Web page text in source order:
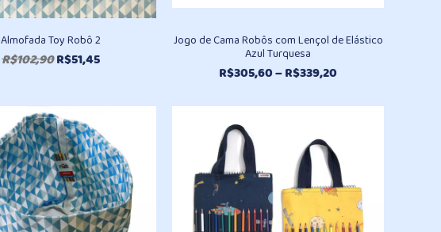
Almofada Toy Robô 2
R$102,90O
era:
R$102,90.
R$51,45O
é:
R$51,45.
Jogo de Cama Robôs com Lençol de Elástico
Azul Turquesa
R$305,60–R$339,20
preço:
R$339,20